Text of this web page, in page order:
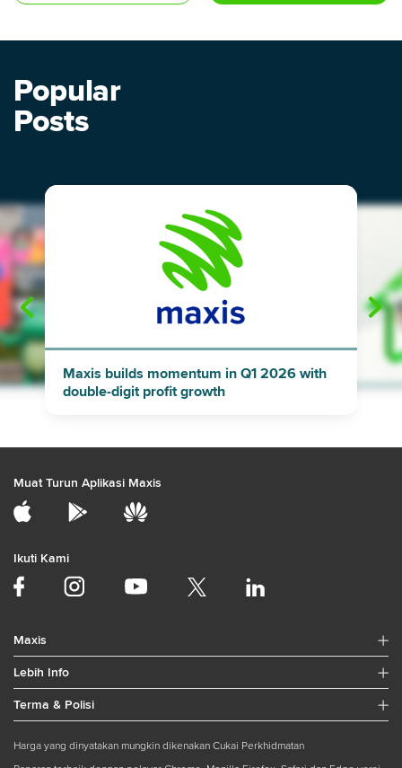
Popular
Posts
"
Maxis builds momentum in Q1 2026 with
double-digit profit growth
Muat Turun Aplikasi Maxis
Ikuti Kami
Maxis
Lebih Info
Terma & Polisi
Harga yang dinyatakan mungkin dikenakan Cukai Perkhidmatan